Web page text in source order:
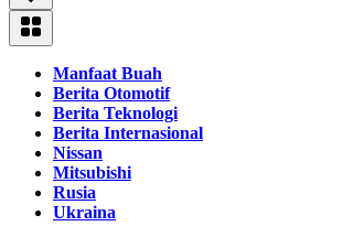
Manfaat Buah
Berita Otomotif
Berita Teknologi
Berita Internasional
Nissan
Mitsubishi
Rusia
Ukraina